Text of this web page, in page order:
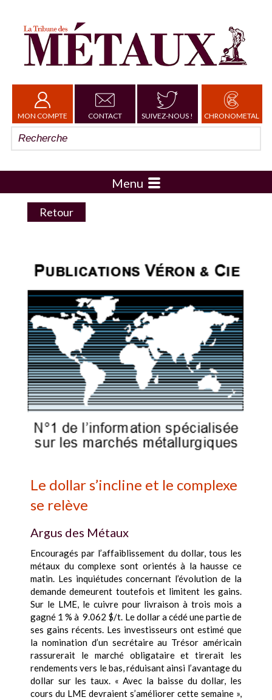
MON COMPTE CONTACT SUIVEZ-NOUS ! CHRONOMETAL
Menu
Retour
Le dollar s’incline et le complexe
se relève
Argus des Métaux
Encouragés par l’affaiblissement du dollar, tous les
métaux du complexe sont orientés à la hausse ce
matin. Les inquiétudes concernant l’évolution de la
demande demeurent toutefois et limitent les gains.
Sur le LME, le cuivre pour livraison à trois mois a
gagné 1 % à 9.062 $/t. Le dollar a cédé une partie de
ses gains récents. Les investisseurs ont estimé que
la nomination d’un secrétaire au Trésor américain
rassurerait le marché obligataire et tirerait les
rendements vers le bas, réduisant ainsi l’avantage du
dollar sur les taux. « Avec la baisse du dollar, les
cours du LME devraient s’améliorer cette semaine »,